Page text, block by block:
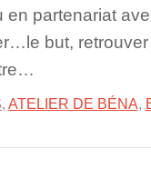
partenariat
but,
, ATELIER DE BÉNA,